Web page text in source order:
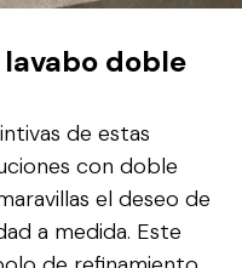
doble
de estas
con doble
el deseo de
a medida. Este